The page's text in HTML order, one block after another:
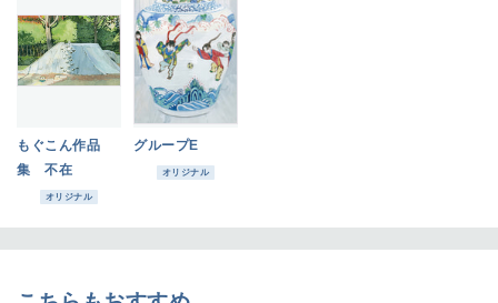
もぐこん作品
集 不在
オリジナル
グループE
オリジナル